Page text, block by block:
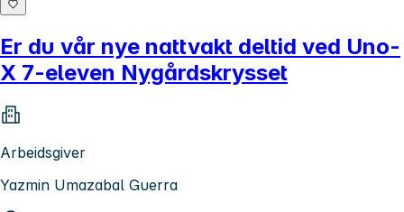
Er du vår nye nattvakt deltid ved Uno-
X 7-eleven Nygårdskrysset
Arbeidsgiver
Yazmin Umazabal Guerra